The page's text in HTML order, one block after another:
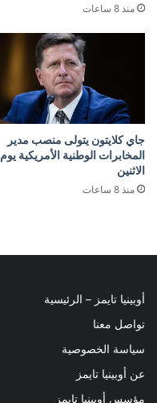
منذ 8 ساعات
جاي كلايتون يتولى منصب مدير
المخابرات الوطنية الأمريكية يوم
الاثنين
منذ 8 ساعات
أوبينيا تايمز – الرئيسية
تواصل معنا
سياسة الخصوصية
عن أوبينيا تايمز
مؤسس أوبينيا تايمز